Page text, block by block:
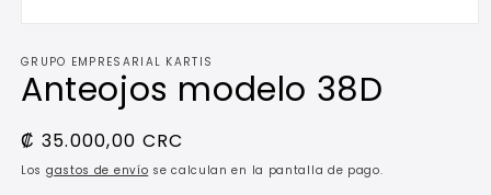
multimedia
1
en
ventana
modal
GRUPO EMPRESARIAL KARTIS
Anteojos modelo 38D
Precio
habitual
₡ 35.000,00 CRC
Los gastos de envío se calculan en la pantalla de pago.